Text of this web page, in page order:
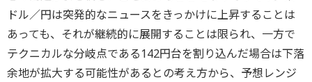
ドル／円は突発的なニュースをきっかけに上昇することは
あっても、それが継続的に展開することは限られ、一方で
テクニカルな分岐点である142円台を割り込んだ場合は下落
余地が拡大する可能性があるとの考え方から、予想レンジ